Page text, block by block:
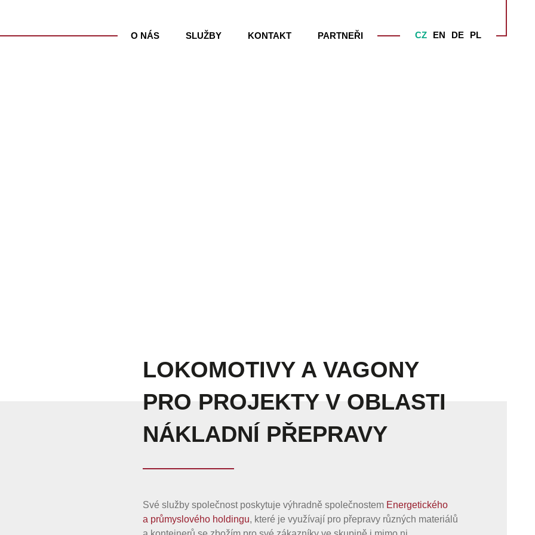
CZ EN DE PL
O NÁS SLUŽBY KONTAKT PARTNEŘI
LOKOMOTIVY A VAGONY
PRO PROJEKTY V OBLASTI
NÁKLADNÍ PŘEPRAVY
Své služby společnost poskytuje výhradně společnostem Energetického
a průmyslového holdingu, které je využívají pro přepravy různých materiálů